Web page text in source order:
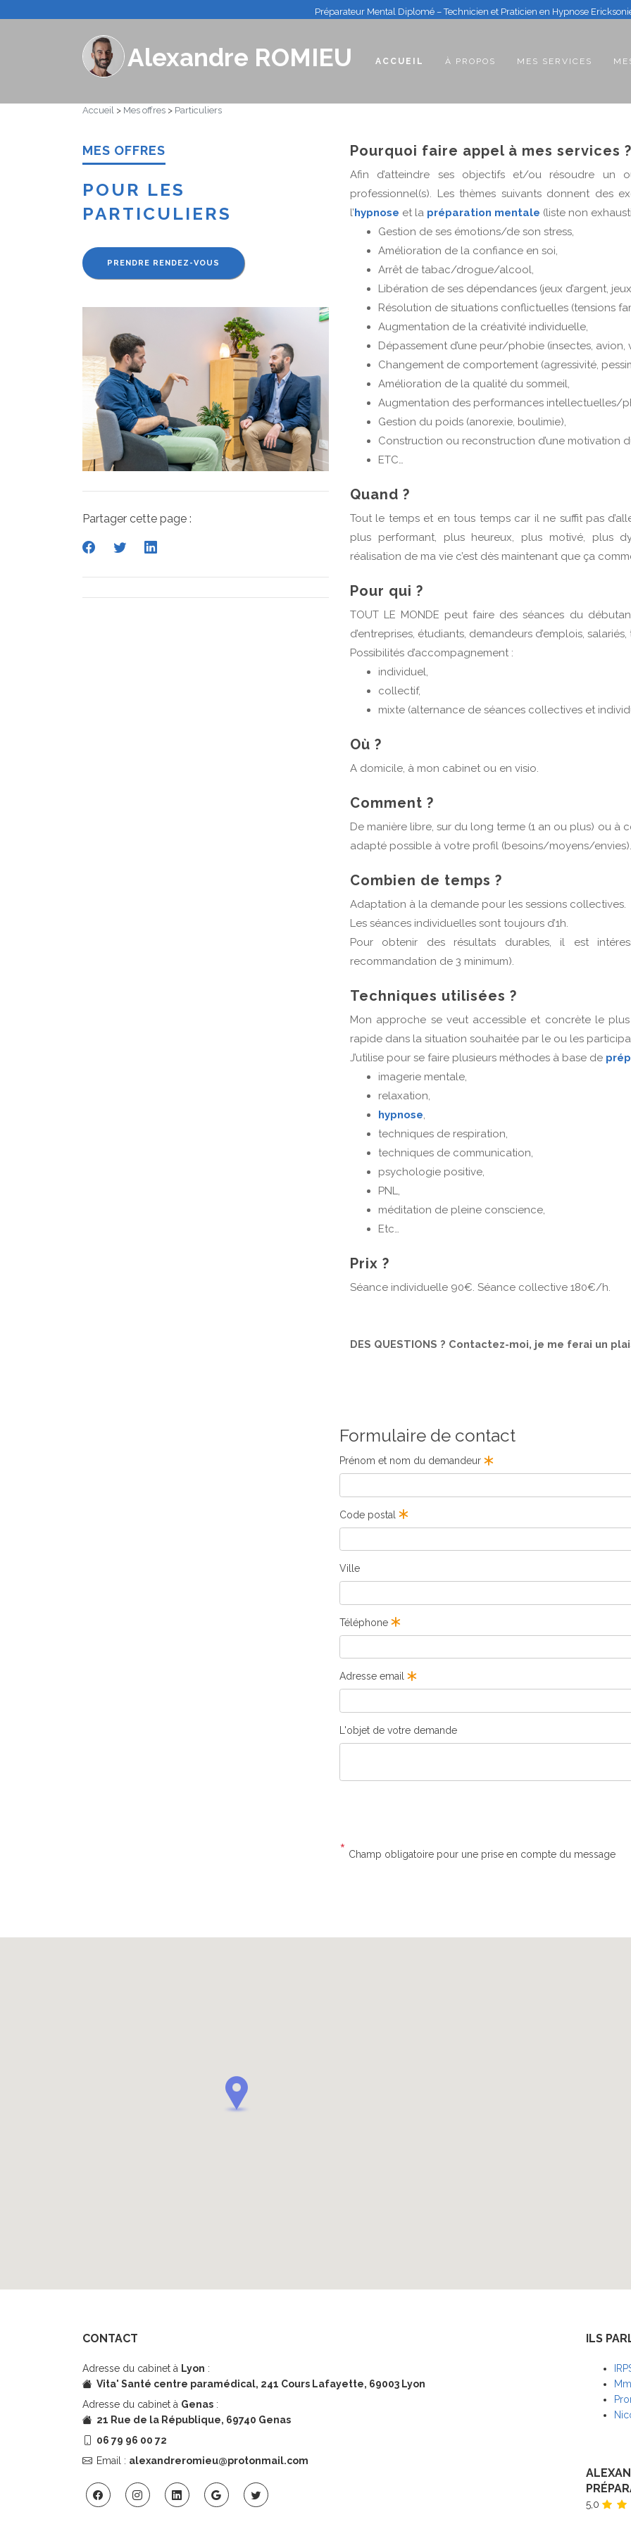
Préparateur Mental Diplomé – Technicien et Praticien en Hypnose
Alexandre ROMIEU ACCUEIL (CURRENT)
À PROPOS MES SERVICES
Accueil > Mes offres > Particuliers
MES OFFRES
POUR LES
PARTICULIERS
PRENDRE RENDEZ-VOUS
Partager cette page :
Pourquoi faire appel à mes services ?
Afin d’atteindre ses objectifs et/ou résoudre un
professionnel(s). Les thèmes suivants donnent des
l’hypnose et la préparation mentale (liste non
Gestion de ses émotions/de son stress,
Amélioration de la confiance en soi,
Arrêt de tabac/drogue/alcool,
Libération de ses dépendances (jeux d’argent,
Résolution de situations conflictuelles (tensions
Augmentation de la créativité individuelle,
Dépassement d’une peur/phobie (insectes, avion,
Changement de comportement (agressivité,
Amélioration de la qualité du sommeil,
Augmentation des performances intellectuelles/
Gestion du poids (anorexie, boulimie),
Construction ou reconstruction d’une motivation
ETC…
Quand ?
Tout le temps et en tous temps car il ne suffit pas
plus performant, plus heureux, plus motivé, plus
réalisation de ma vie c’est dès maintenant que ça
Pour qui ?
TOUT LE MONDE peut faire des séances du
d’entreprises, étudiants, demandeurs d’emplois,
Possibilités d’accompagnement :
individuel,
collectif,
mixte (alternance de séances collectives et
Où ?
A domicile, à mon cabinet ou en visio.
Comment ?
De manière libre, sur du long terme (1 an ou plus) ou à
adapté possible à votre profil (besoins/moyens/envies).
Combien de temps ?
Adaptation à la demande pour les sessions collectives.
Les séances individuelles sont toujours d’1h.
Pour obtenir des résultats durables, il est
recommandation de 3 minimum).
Techniques utilisées ?
Mon approche se veut accessible et concrète le
rapide dans la situation souhaitée par le ou les
J’utilise pour se faire plusieurs méthodes à base de
imagerie mentale,
relaxation,
hypnose,
techniques de respiration,
techniques de communication,
psychologie positive,
PNL,
méditation de pleine conscience,
Etc…
Prix ?
Séance individuelle 90€. Séance collective 180€/h.
DES QUESTIONS ? Contactez-moi, je me ferai un
Formulaire de contact
Prénom et nom du demandeur
Code postal
Ville
Téléphone
Adresse email
L'objet de votre demande
* Champ obligatoire pour une prise en compte du message
CONTACT
Adresse du cabinet à Lyon :
Vita' Santé centre paramédical, 241 Cours Lafayette, 69003 Lyon
Adresse du cabinet à Genas :
21 Rue de la République, 69740 Genas
06 79 96 00 72
Email : alexandreromieu@protonmail.com
ILS
5,0